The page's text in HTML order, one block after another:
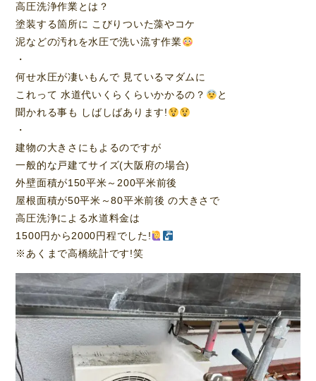
高圧洗浄作業とは？
塗装する箇所に こびりついた藻やコケ
泥などの汚れを水圧で洗い流す作業
・
何せ水圧が凄いもんで 見ているマダムに
これって 水道代いくらくらいかかるの？
と
聞かれる事も しばしばあります!
・
建物の大きさにもよるのですが
一般的な戸建てサイズ(大阪府の場合)
外壁面積が150平米～200平米前後
屋根面積が50平米～80平米前後 の大きさで
高圧洗浄による水道料金は
1500円から2000円程でした!
※あくまで高橋統計です!笑